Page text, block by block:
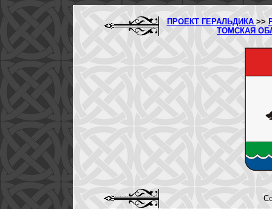
ПРОЕКТ ГЕРАЛЬДИКА >>
ТОМСКАЯ